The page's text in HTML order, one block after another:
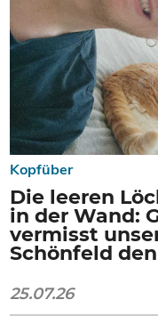
Kopfüber
Die leeren
in der Wand:
vermisst
Schönfeld
25.07.26